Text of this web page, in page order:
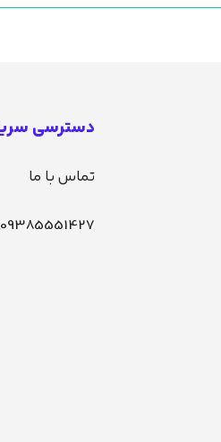
دسترسی
تماس با ما
09385551427 تماس